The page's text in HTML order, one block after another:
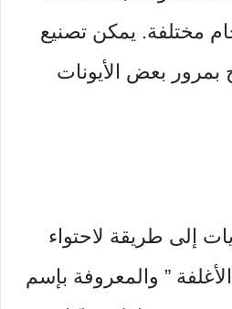
مختلفة. يمكن تصنيع
بعض الأيونات
إلى طريقة لاحتواء
” والمعروفة بإسم